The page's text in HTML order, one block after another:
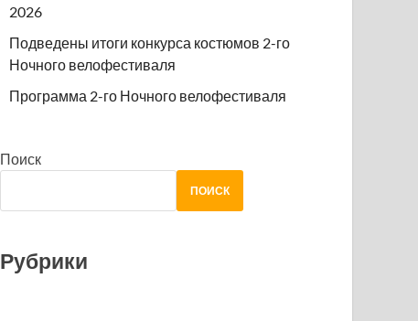
2026
Подведены итоги конкурса костюмов 2-го
Ночного велофестиваля
Программа 2-го Ночного велофестиваля
Поиск
ПОИСК
Рубрики